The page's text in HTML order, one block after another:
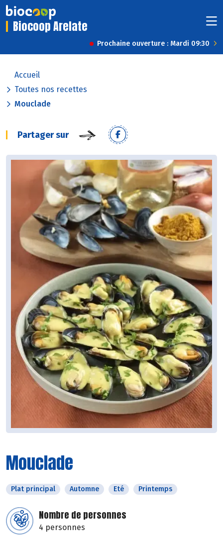
Biocoop Arelate
Prochaine ouverture : Mardi 09:30
Accueil
Toutes nos recettes
Mouclade
Partager sur
Mouclade
Plat principal Automne Eté Printemps
Nombre de personnes
4 personnes